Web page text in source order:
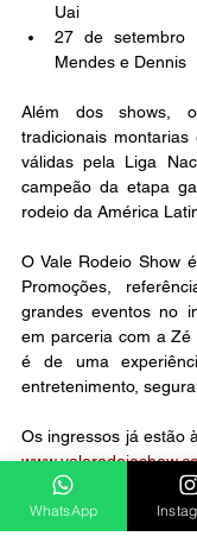
Uai
27 de setembro
Mendes e Dennis
Além dos shows,
tradicionais montarias
válidas pela Liga
campeão da etapa
rodeio da América
O Vale Rodeio Show
Promoções,
grandes eventos no
em parceria com a Zé
é de uma
entretenimento,
Notícias
WhatsApp